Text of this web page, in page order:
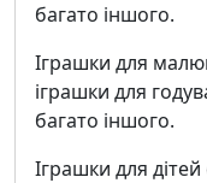
багато іншого.
Іграшки для
іграшки для
багато іншого.
Іграшки для